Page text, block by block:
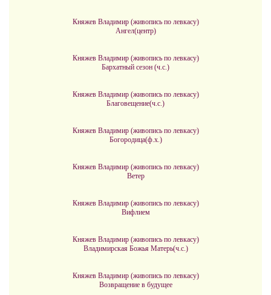
Княжев Владимир (живопись по левкасу)
Ангел(центр)
Княжев Владимир (живопись по левкасу)
Бархатный сезон (ч.с.)
Княжев Владимир (живопись по левкасу)
Благовещение(ч.с.)
Княжев Владимир (живопись по левкасу)
Богородица(ф.х.)
Княжев Владимир (живопись по левкасу)
Ветер
Княжев Владимир (живопись по левкасу)
Вифлием
Княжев Владимир (живопись по левкасу)
Владимирская Божья Матерь(ч.с.)
Княжев Владимир (живопись по левкасу)
Возвращение в будущее